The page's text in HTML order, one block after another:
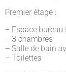
Premier étage :
– Espace bureau
– 3 chambres
– Salle de bain
– Toilettes